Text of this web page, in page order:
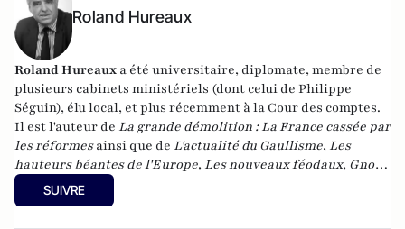
Roland Hureaux
Roland Hureaux a été universitaire, diplomate, membre de
plusieurs cabinets ministériels (dont celui de Philippe
Séguin), élu local, et plus récemment à la Cour des comptes.
Il est l'auteur de La grande démolition : La France cassée par
les réformes ainsi que de L'actualité du Gaullisme, Les
hauteurs béantes de l'Europe, Les nouveaux féodaux, Gnose
et gnostiques des origines à nos jours
SUIVRE